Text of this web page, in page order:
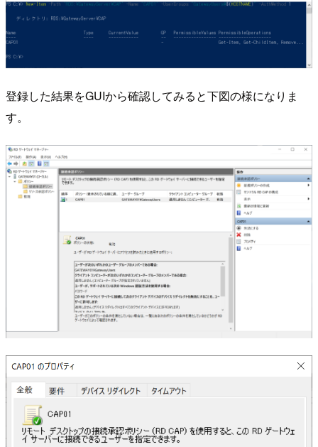
登録した結果をGUIから確認してみると下図の様になりま
す。